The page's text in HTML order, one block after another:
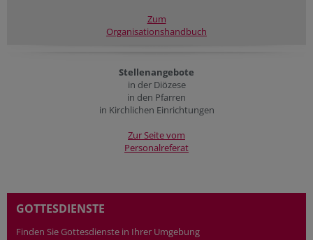
Zum
Organisationshandbuch
Stellenangebote
in der Diözese
in den Pfarren
in Kirchlichen Einrichtungen
Zur Seite vom
Personalreferat
GOTTESDIENSTE
Finden Sie Gottesdienste in Ihrer Umgebung